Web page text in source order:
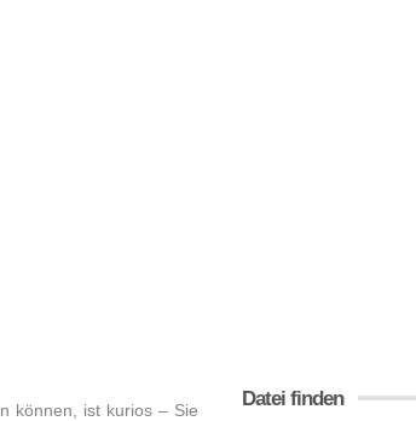
können, ist kurios – Sie
Datei finden